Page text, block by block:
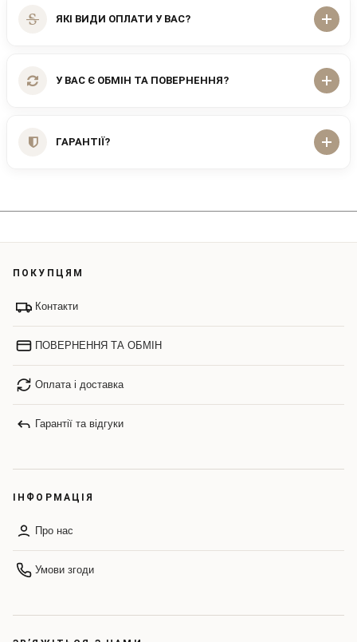
ЯКІ ВИДИ ОПЛАТИ У ВАС?
У ВАС Є ОБМІН ТА ПОВЕРНЕННЯ?
ГАРАНТІЇ?
ПОКУПЦЯМ
Контакти
ПОВЕРНЕННЯ ТА ОБМІН
Оплата і доставка
Гарантії та відгуки
ІНФОРМАЦІЯ
Про нас
Умови згоди